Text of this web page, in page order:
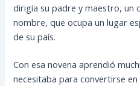
dirigía su padre y maestro, un
nombre, que ocupa un lugar
de su país.
Conesa novena aprendió
necesitaba para convertirse